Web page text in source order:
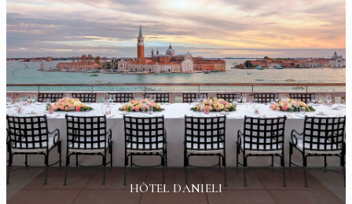
HÔTEL DANIELI